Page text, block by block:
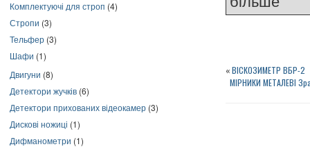
Комплектуючі для строп (4)
Стропи (3)
Тельфер (3)
Шафи (1)
Двигуни (8)
Детектори жучків (6)
Детектори прихованих відеокамер (3)
Дискові ножиці (1)
Дифманометри (1)
«ВІСКОЗИМЕТР ВБР-2
МІРНИКИ МЕТАЛЕВІ